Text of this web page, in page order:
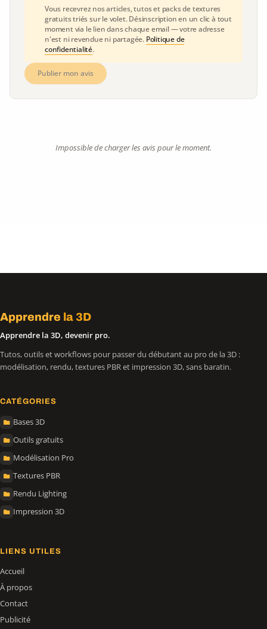
Vous recevrez nos articles, tutos et packs de textures
gratuits triés sur le volet. Désinscription en un clic à tout
moment via le lien dans chaque email — votre adresse
n'est ni revendue ni partagée. Politique de
confidentialité.
Publier mon avis
Impossible de charger les avis pour le moment.
Apprendre la 3D
Apprendre la 3D, devenir pro.
Tutos, outils et workflows pour passer du débutant au pro de la 3D :
modélisation, rendu, textures PBR et impression 3D, sans baratin.
CATÉGORIES
Bases 3D
Outils gratuits
Modélisation Pro
Textures PBR
Rendu Lighting
Impression 3D
LIENS UTILES
Accueil
À propos
Contact
Publicité